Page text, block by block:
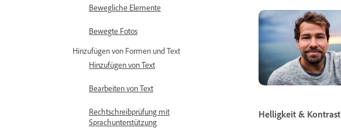
Bewegliche Elemente
Bewegte Fotos
Hinzufügen von Formen und Text
Hinzufügen von Text
Bearbeiten von Text
Rechtschreibprüfung mit
Sprachunterstützung
Helligkeit & Kontrast